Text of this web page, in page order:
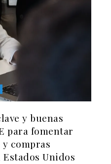
y buenas
para fomentar
compras
Unidos